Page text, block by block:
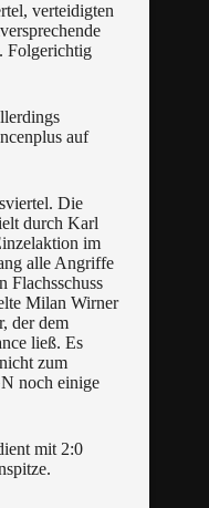
verteidigten
Folgerichtig
auf
Die
durch Karl
im
alle Angriffe
Flachsschuss
Milan Wirner
der dem
ließ. Es
zum
noch einige
mit 2:0